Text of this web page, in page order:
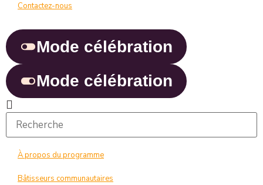
Contactez-nous
Mode célébration
Mode célébration
À propos du programme
Bâtisseurs communautaires